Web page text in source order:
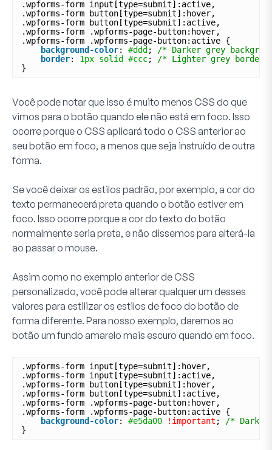
.wpforms-form input[type=submit]:active,
.wpforms-form button[type=submit]:hover,
.wpforms-form button[type=submit]:active,
.wpforms-form .wpforms-page-button:hover,
.wpforms-form .wpforms-page-button:active {
background-color: #ddd ; /* Darker grey
border: 1px solid #ccc; /* Lighter grey border
}
Você pode notar que isso é muito menos CSS do que
vimos para o botão quando ele não está em foco. Isso
ocorre porque o CSS aplicará todo o CSS anterior ao
seu botão em foco, a menos que seja instruído de outra
forma.
Se você deixar os estilos padrão, por exemplo, a cor do
texto permanecerá preta quando o botão estiver em
foco. Isso ocorre porque a cor do texto do botão
normalmente seria preta, e não dissemos para alterá-la
ao passar o mouse.
Assim como no exemplo anterior de CSS
personalizado, você pode alterar qualquer um desses
valores para estilizar os estilos de foco do botão de
forma diferente. Para nosso exemplo, daremos ao
botão um fundo amarelo mais escuro quando em foco.
.wpforms-form input[type=submit]:hover,
.wpforms-form input[type=submit]:active,
.wpforms-form button[type=submit]:hover,
.wpforms-form button[type=submit]:active,
.wpforms-form .wpforms-page-button:hover,
.wpforms-form .wpforms-page-button:active {
background-color: #e5da00 !important ; /* Darker
}